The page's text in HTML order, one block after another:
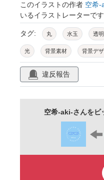
このイラストの作者 空希-
いるイラストレーターです
タグ: 丸 水玉 透明
光 背景素材 背景デ
素材 png 抽象的
ギフトカード 桃色
違反報告
空希-aki-さんをビ